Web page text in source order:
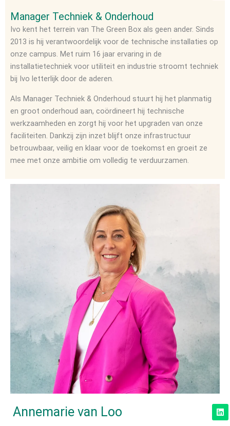
Manager Techniek & Onderhoud
Ivo kent het terrein van The Green Box als geen ander. Sinds
2013 is hij verantwoordelijk voor de technische installaties op
onze campus. Met ruim 16 jaar ervaring in de
installatietechniek voor utiliteit en industrie stroomt techniek
bij Ivo letterlijk door de aderen.
Als Manager Techniek & Onderhoud stuurt hij het planmatig
en groot onderhoud aan, coördineert hij technische
werkzaamheden en zorgt hij voor het upgraden van onze
faciliteiten. Dankzij zijn inzet blijft onze infrastructuur
betrouwbaar, veilig en klaar voor de toekomst en groeit ze
mee met onze ambitie om volledig te verduurzamen.
Annemarie van Loo
L
i